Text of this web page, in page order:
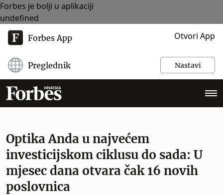
Forbes je bolji u aplikaciji
undefined
Forbes App Otvori App
Preglednik Nastavi
Optika Anda u najvećem
investicijskom ciklusu do sada: U
mjesec dana otvara čak 16 novih
poslovnica